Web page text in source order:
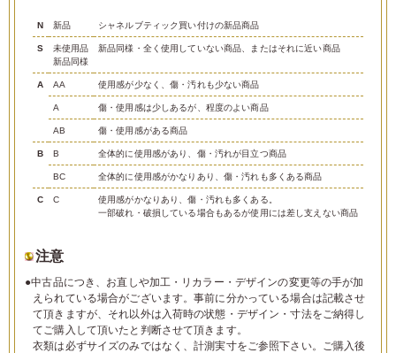
N 新品 シャネルブティック買い付けの新品商品
S
未使用品
新品同様
新品同様・全く使用していない商品、またはそれに近い商品
A AA 使用感が少なく、傷・汚れも少ない商品
A 傷・使用感は少しあるが、程度のよい商品
AB 傷・使用感がある商品
B B 全体的に使用感があり、傷・汚れが目立つ商品
BC 全体的に使用感がかなりあり、傷・汚れも多くある商品
C C
使用感がかなりあり、傷・汚れも多くある。
一部破れ・破損している場合もあるが使用には差し支えない商品
注意
●中古品につき、お直しや加工・リカラー・デザインの変更等の手が加
えられている場合がございます。事前に分かっている場合は記載させ
て頂きますが、それ以外は入荷時の状態・デザイン・寸法をご納得し
てご購入して頂いたと判断させて頂きます。
衣類は必ずサイズのみではなく、計測実寸をご参照下さい。ご購入後